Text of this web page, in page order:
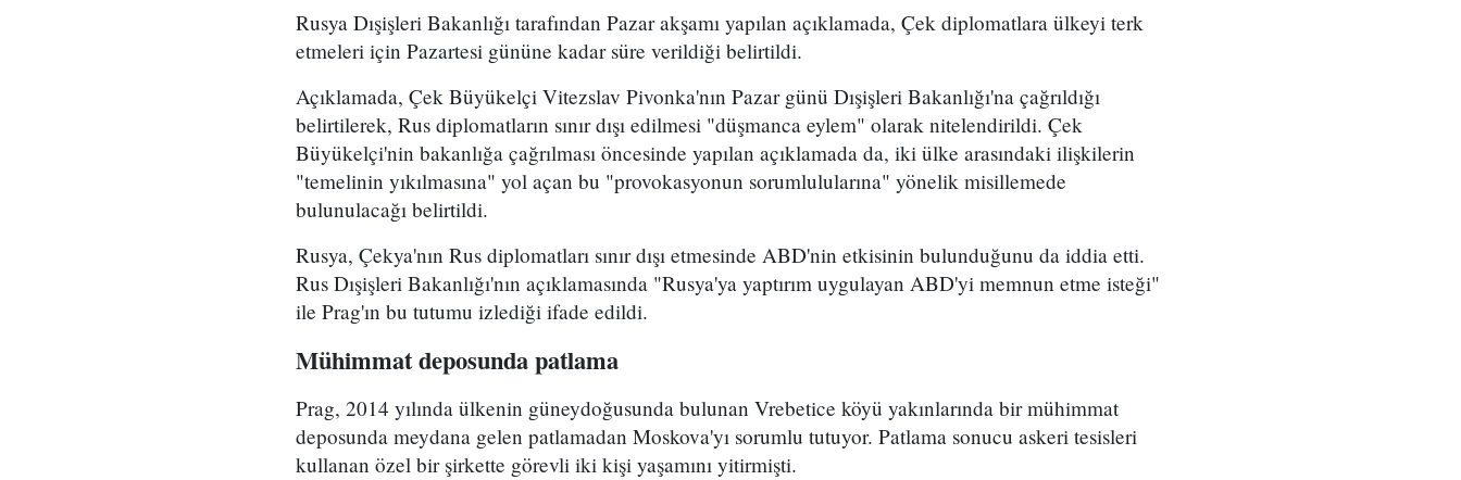
Rusya Dışişleri Bakanlığı tarafından Pazar akşamı yapılan açıklamada, Çek diplomatlara ülkeyi terk
etmeleri için Pazartesi gününe kadar süre verildiği belirtildi.
Açıklamada, Çek Büyükelçi Vitezslav Pivonka'nın Pazar günü Dışişleri Bakanlığı'na çağrıldığı
belirtilerek, Rus diplomatların sınır dışı edilmesi "düşmanca eylem" olarak nitelendirildi. Çek
Büyükelçi'nin bakanlığa çağrılması öncesinde yapılan açıklamada da, iki ülke arasındaki ilişkilerin
"temelinin yıkılmasına" yol açan bu "provokasyonun sorumlulularına" yönelik misillemede
bulunulacağı belirtildi.
Rusya, Çekya'nın Rus diplomatları sınır dışı etmesinde ABD'nin etkisinin bulunduğunu da iddia etti.
Rus Dışişleri Bakanlığı'nın açıklamasında "Rusya'ya yaptırım uygulayan ABD'yi memnun etme isteği"
ile Prag'ın bu tutumu izlediği ifade edildi.
Mühimmat deposunda patlama
Prag, 2014 yılında ülkenin güneydoğusunda bulunan Vrebetice köyü yakınlarında bir mühimmat
deposunda meydana gelen patlamadan Moskova'yı sorumlu tutuyor. Patlama sonucu askeri tesisleri
kullanan özel bir şirkette görevli iki kişi yaşamını yitirmişti.